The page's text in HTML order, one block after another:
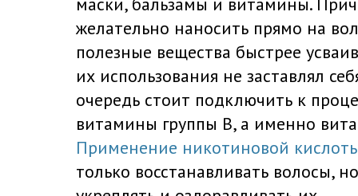
желательно наносить прямо на
полезные вещества быстрее
их использования не заставлял
очередь стоит подключить к
витамины группы В, а именно
Применение никотиновой
только восстанавливать волосы,